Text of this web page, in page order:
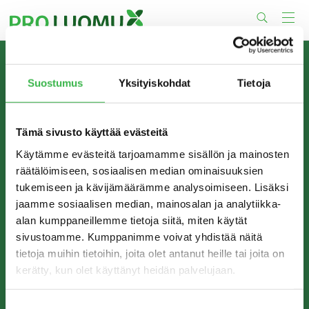
Suostumus Yksityiskohdat Tietoja
Tämä sivusto käyttää evästeitä
Käytämme evästeitä tarjoamamme sisällön ja mainosten
räätälöimiseen, sosiaalisen median ominaisuuksien
tukemiseen ja kävijämäärämme analysoimiseen. Lisäksi
jaamme sosiaalisen median, mainosalan ja analytiikka-
alan kumppaneillemme tietoja siitä, miten käytät
sivustoamme. Kumppanimme voivat yhdistää näitä
tietoja muihin tietoihin, joita olet antanut heille tai joita on
kerätty, kun olet käyttänyt heidän palvelujaan.
to
content
TIETOA MEISTÄ
Pro Luomu on luomualan yhteistyöorganisaatio, joka